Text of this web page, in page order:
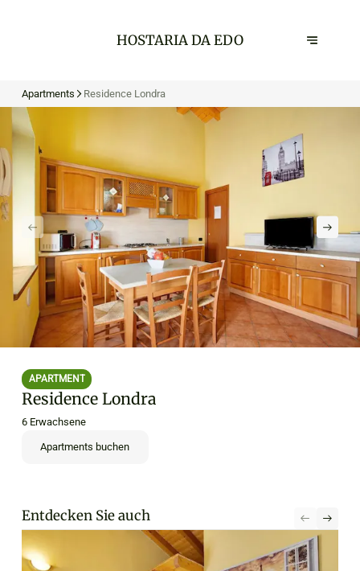
HOSTARIA DA EDO
Apartments Residence Londra
APARTMENT
Residence Londra
6 Erwachsene
Apartments buchen
Entdecken Sie auch